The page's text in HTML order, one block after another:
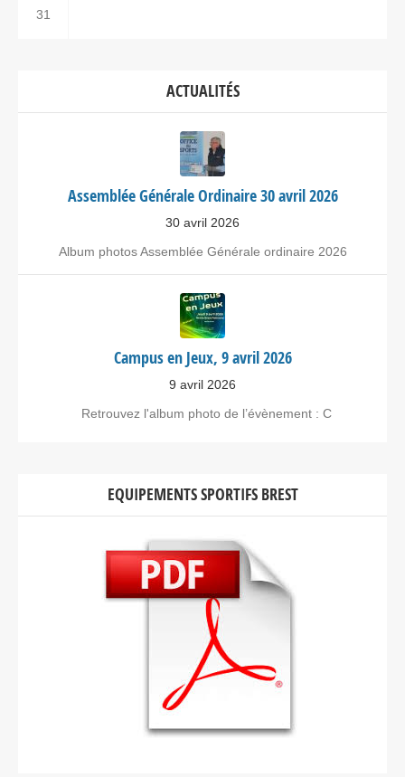
31
ACTUALITÉS
Assemblée Générale Ordinaire 30 avril 2026
30 avril 2026
Album photos Assemblée Générale ordinaire 2026
Campus en Jeux, 9 avril 2026
9 avril 2026
Retrouvez l'album photo de l’évènement : C
EQUIPEMENTS SPORTIFS BREST